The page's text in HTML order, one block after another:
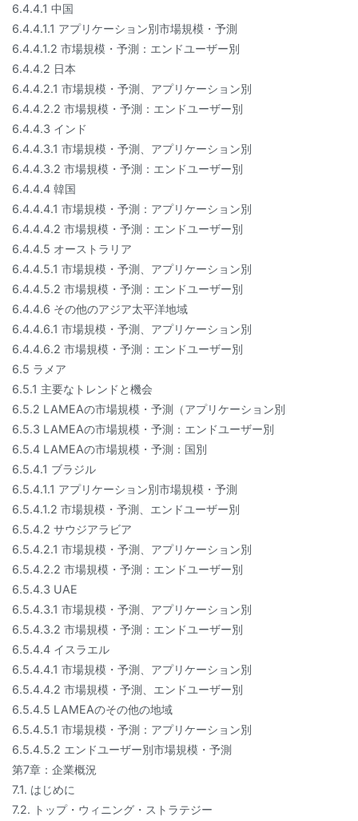
6.4.4.1 中国
6.4.4.1.1 アプリケーション別市場規模・予測
6.4.4.1.2 市場規模・予測：エンドユーザー別
6.4.4.2 日本
6.4.4.2.1 市場規模・予測、アプリケーション別
6.4.4.2.2 市場規模・予測：エンドユーザー別
6.4.4.3 インド
6.4.4.3.1 市場規模・予測、アプリケーション別
6.4.4.3.2 市場規模・予測：エンドユーザー別
6.4.4.4 韓国
6.4.4.4.1 市場規模・予測：アプリケーション別
6.4.4.4.2 市場規模・予測：エンドユーザー別
6.4.4.5 オーストラリア
6.4.4.5.1 市場規模・予測、アプリケーション別
6.4.4.5.2 市場規模・予測：エンドユーザー別
6.4.4.6 その他のアジア太平洋地域
6.4.4.6.1 市場規模・予測、アプリケーション別
6.4.4.6.2 市場規模・予測：エンドユーザー別
6.5 ラメア
6.5.1 主要なトレンドと機会
6.5.2 LAMEAの市場規模・予測（アプリケーション別
6.5.3 LAMEAの市場規模・予測：エンドユーザー別
6.5.4 LAMEAの市場規模・予測：国別
6.5.4.1 ブラジル
6.5.4.1.1 アプリケーション別市場規模・予測
6.5.4.1.2 市場規模・予測、エンドユーザー別
6.5.4.2 サウジアラビア
6.5.4.2.1 市場規模・予測、アプリケーション別
6.5.4.2.2 市場規模・予測：エンドユーザー別
6.5.4.3 UAE
6.5.4.3.1 市場規模・予測、アプリケーション別
6.5.4.3.2 市場規模・予測：エンドユーザー別
6.5.4.4 イスラエル
6.5.4.4.1 市場規模・予測、アプリケーション別
6.5.4.4.2 市場規模・予測、エンドユーザー別
6.5.4.5 LAMEAのその他の地域
6.5.4.5.1 市場規模・予測：アプリケーション別
6.5.4.5.2 エンドユーザー別市場規模・予測
第7章：企業概況
7.1. はじめに
7.2. トップ・ウィニング・ストラテジー